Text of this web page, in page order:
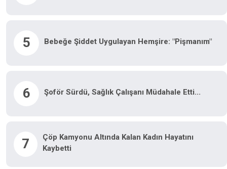
5 Bebeğe Şiddet Uygulayan Hemşire: "Pişmanım"
6 Şoför Sürdü, Sağlık Çalışanı Müdahale Etti...
7
Çöp Kamyonu Altında Kalan Kadın Hayatını
Kaybetti